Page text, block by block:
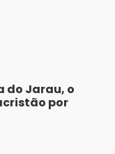
do Jarau, o
por